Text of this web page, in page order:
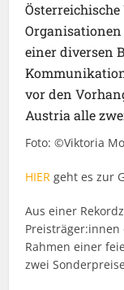
einer diversen
vor den
Austria alle
Foto: ©Viktoria
HIER geht es zur
Aus einer
Rahmen einer
zwei